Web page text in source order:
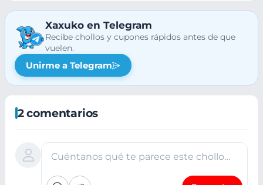
Xaxuko en Telegram
Recibe chollos y cupones rápidos antes de que
vuelen.
Unirme a Telegram
2 comentarios
Cuéntanos qué te parece este chollo…